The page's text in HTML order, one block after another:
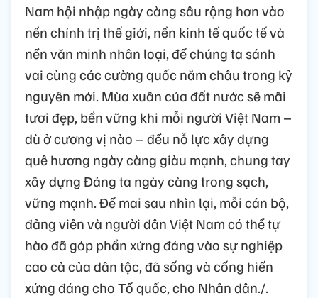
Nam hội nhập ngày càng sâu rộng hơn vào
nền chính trị thế giới, nền kinh tế quốc tế và
nền văn minh nhân loại, để chúng ta sánh
vai cùng các cường quốc năm châu trong kỷ
nguyên mới. Mùa xuân của đất nước sẽ mãi
tươi đẹp, bền vững khi mỗi người Việt Nam –
dù ở cương vị nào – đều nỗ lực xây dựng
quê hương ngày càng giàu mạnh, chung tay
xây dựng Đảng ta ngày càng trong sạch,
vững mạnh. Để mai sau nhìn lại, mỗi cán bộ,
đảng viên và người dân Việt Nam có thể tự
hào đã góp phần xứng đáng vào sự nghiệp
cao cả của dân tộc, đã sống và cống hiến
xứng đáng cho Tổ quốc, cho Nhân dân./.